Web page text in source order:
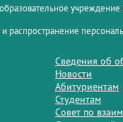
распространение
Сведения об
Новости
Абитуриентам
Студентам
Совет по